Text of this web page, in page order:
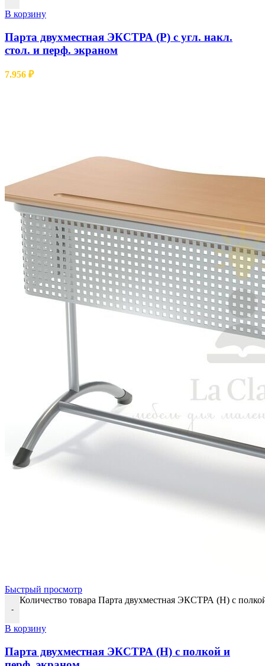
В корзину
Парта двухместная ЭКСТРА (Р) с угл. накл.
стол. и перф. экраном
7.956 ₽
Быстрый просмотр
-
Количество товара Парта двухместная ЭКСТРА (Н) с
В корзину
Парта двухместная ЭКСТРА (Н) с полкой и